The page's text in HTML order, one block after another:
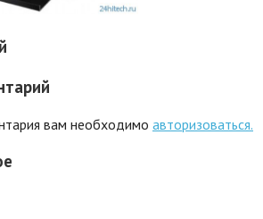
вам необходимо авторизоваться.